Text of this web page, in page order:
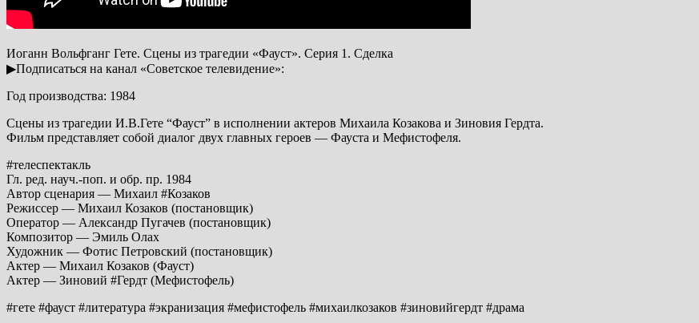
Иоганн Вольфганг Гете. Сцены из трагедии «Фауст». Серия 1. Сделка
▶Подписаться на канал «Советское телевидение»:
Год производства: 1984
Сцены из трагедии И.В.Гете “Фауст” в исполнении актеров Михаила Козакова и Зиновия Гердта.
Фильм представляет собой диалог двух главных героев — Фауста и Мефистофеля.
#телеспектакль
Гл. ред. науч.-поп. и обр. пр. 1984
Автор сценария — Михаил #Козаков
Режиссер — Михаил Козаков (постановщик)
Оператор — Александр Пугачев (постановщик)
Композитор — Эмиль Олах
Художник — Фотис Петровский (постановщик)
Актер — Михаил Козаков (Фауст)
Актер — Зиновий #Гердт (Мефистофель)
#гете #фауст #литература #экранизация #мефистофель #михаилкозаков #зиновийгердт #драма